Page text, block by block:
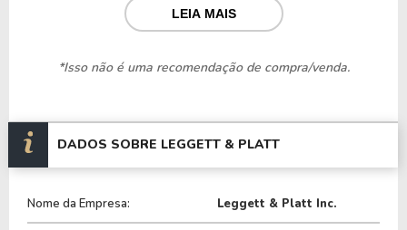
automotivos. A atuação é global, com unidades
operacionais em mais de 60 localidades espalhadas
por diversos países.
e estofamentos para móveis, sistemas de suporte
para colchões, componentes automotivos
(assentos e sistemas de suspensão) e produtos
LEIA MAIS
*Isso não é uma recomendação de compra/venda.
DADOS SOBRE LEGGETT & PLATT
Nome da Empresa: Leggett & Platt Inc.